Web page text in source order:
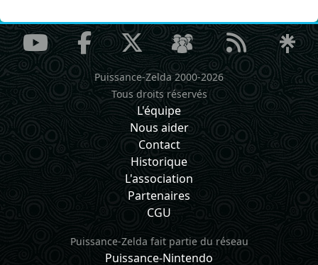
Puissance-Zelda 2000-2026
Tous droits réservés
L'équipe
Nous aider
Contact
Historique
L'association
Partenaires
CGU
Puissance-Zelda fait partie du réseau
Puissance-Nintendo